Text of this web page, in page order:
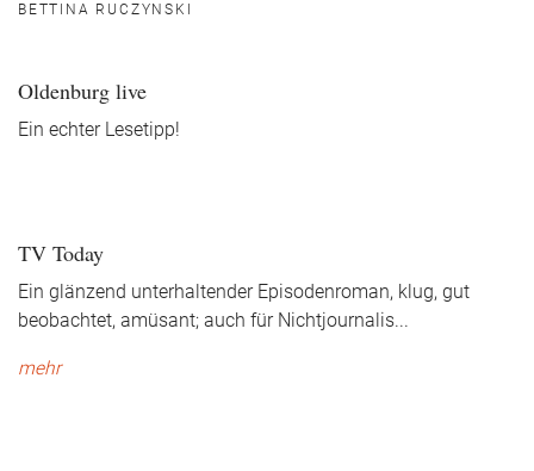
BETTINA RUCZYNSKI
Oldenburg live
Ein echter Lesetipp!
TV Today
Ein glänzend unterhaltender Episodenroman, klug, gut
beobachtet, amüsant; auch für Nichtjournalis...
mehr